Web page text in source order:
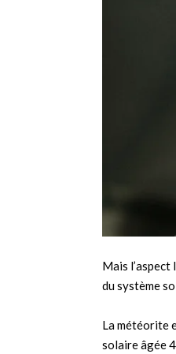
Mais l’aspect
du système
La météorite
solaire âgée